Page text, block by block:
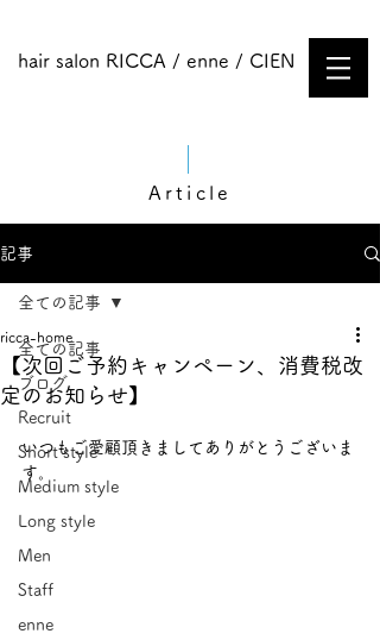
hair salon RICCA / enne / CIEN
Article
記事
全ての記事
ブログ
Recruit
Short style
Medium style​
Long style
Men
Staff
enne
全ての記事
【次回ご予約キャンペーン、消費税改
定のお知らせ】
ricca-home
いつもご愛顧頂きましてありがとうございま
す。